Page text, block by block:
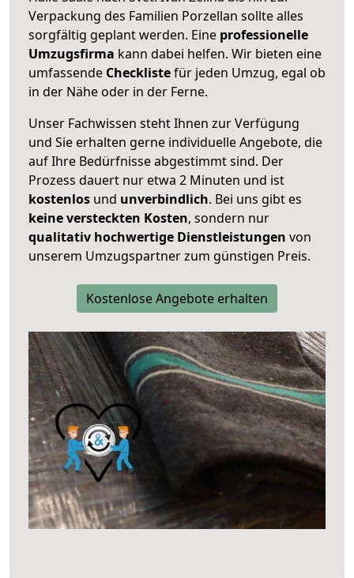
Verpackung des Familien Porzellan sollte alles
sorgfältig geplant werden. Eine professionelle
Umzugsfirma kann dabei helfen. Wir bieten eine
umfassende Checklistefür jeden Umzug, egal ob
in der Nähe oder in der Ferne.
Unser Fachwissen steht Ihnen zur Verfügung
und Sie erhalten gerne individuelle Angebote, die
auf Ihre Bedürfnisse abgestimmt sind. Der
Prozess dauert nur etwa 2 Minuten und ist
kostenlos und unverbindlich. Bei uns gibt es
keine versteckten Kosten, sondern nur
qualitativ hochwertige Dienstleistungen von
unserem Umzugspartner zum günstigen Preis.
Kostenlose Angebote erhalten